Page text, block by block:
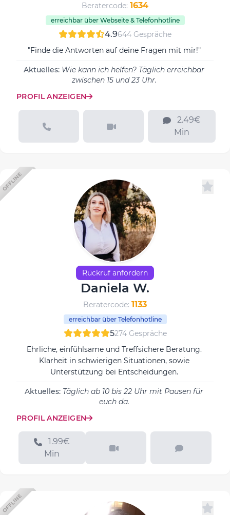
Beratercode: 1634
erreichbar über Webseite & Telefonhotline
4.9644 Gespräche
"Finde die Antworten auf deine Fragen mit mir!"
Aktuelles: Wie kann ich helfen? Täglich erreichbar
zwischen 15 und 23 Uhr.
PROFIL ANZEIGEN
Min
OFFLINE
Rückruf anfordern
Daniela W.
Beratercode: 1133
erreichbar über Telefonhotline
5274 Gespräche
Ehrliche, einfühlsame und Treffsichere Beratung.
Klarheit in schwierigen Situationen, sowie
Unterstützung bei Entscheidungen.
Aktuelles: Täglich ab 10 bis 22 Uhr mit Pausen für
euch da.
PROFIL ANZEIGEN
1.99€
Min
OFFLINE